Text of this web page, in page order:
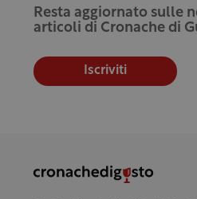
Resta aggiornato sulle
articoli di Cronache di
Iscriviti